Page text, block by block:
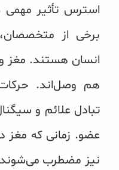
استرس تأثیر مهمی
برخی از
انسان هستند. مغز و
هم وصل‌اند.
تبادل علائم و
عضو. زمانی که مغز
نیز مضطرب می‌شوند.